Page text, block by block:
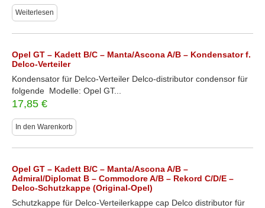
Weiterlesen
Opel GT – Kadett B/C – Manta/Ascona A/B – Kondensator f.
Delco-Verteiler
Kondensator für Delco-Verteiler Delco-distributor condensor für
folgende Modelle: Opel GT...
17,85 €
In den Warenkorb
Opel GT – Kadett B/C – Manta/Ascona A/B –
Admiral/Diplomat B – Commodore A/B – Rekord C/D/E –
Delco-Schutzkappe (Original-Opel)
Schutzkappe für Delco-Verteilerkappe cap Delco distributor für